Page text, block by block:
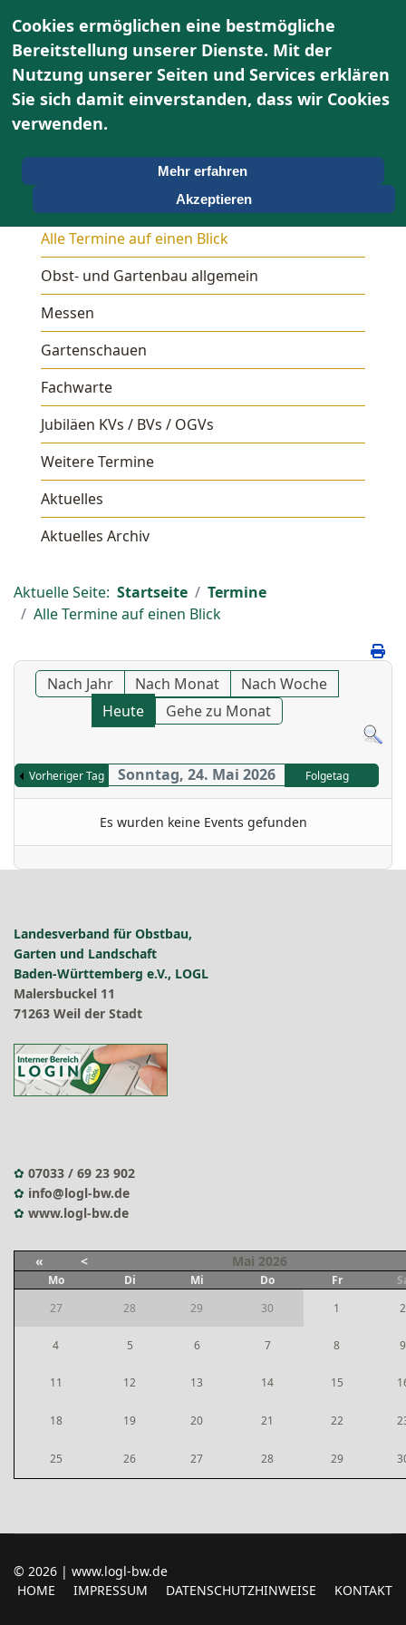
Alle Termine auf einen Blick
Obst- und Gartenbau allgemein
Messen
Gartenschauen
Fachwarte
Jubiläen KVs / BVs / OGVs
Weitere Termine
Aktuelles
Aktuelles Archiv
Aktuelle Seite: Startseite
Termine
Alle Termine auf einen Blick
Nach Jahr Nach Monat
Nach Woche
Heute
Gehe zu Monat
Vorheriger Tag Sonntag, 24. Mai 2026 Folgetag
Es wurden keine Events gefunden
Landesverband für Obstbau,
Garten und Landschaft
Baden-Württemberg e.V., LOGL
Malersbuckel 11
71263 Weil der Stadt
✿ 07033 / 69 23 902
✿ info@logl-bw.de
✿ www.logl-bw.de
« < Mai 2026
Mo Di Mi Do Fr
27
28 29 30 1 2
4 5 6 7 8 9
11 12 13 14 15
18 19 20 21 22
25 26 27 28 29
© 2026 | www.logl-bw.de
HOME
IMPRESSUM DATENSCHUTZHINWEISE KONTAKT
Cookies ermöglichen eine bestmögliche
Bereitstellung unserer Dienste. Mit der
Nutzung unserer Seiten und Services erklären
Sie sich damit einverstanden, dass wir Cookies
verwenden.
Mehr erfahren
Akzeptieren